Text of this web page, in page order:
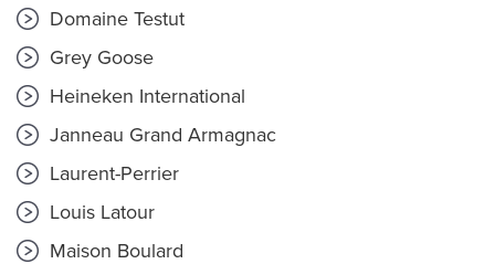
Domaine Testut
Grey Goose
Heineken International
Janneau Grand Armagnac
Laurent-Perrier
Louis Latour
Maison Boulard